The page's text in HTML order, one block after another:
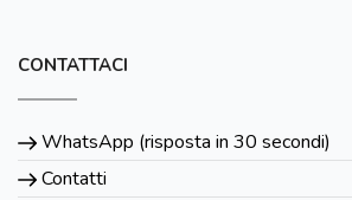
CONTATTACI
WhatsApp (risposta in 30 secondi)
Contatti